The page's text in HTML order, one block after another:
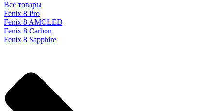
Все товары
Fenix 8 Pro
Fenix 8 AMOLED
Fenix 8 Carbon
Fenix 8 Sapphire